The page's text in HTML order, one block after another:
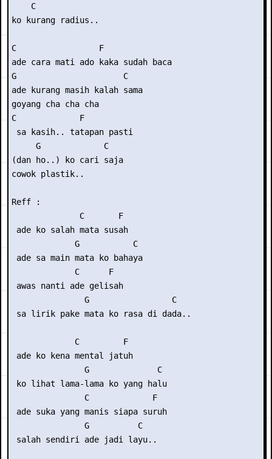
    C
ko kurang radius..
C                 F
ade cara mati ado kaka sudah baca
G                      C
ade kurang masih kalah sama
goyang cha cha cha
C             F
sa kasih.. tatapan pasti
     G             C
(dan ho..) ko cari saja
cowok plastik..
Reff :
              C       F
ade ko salah mata susah
             G           C
ade sa main mata ko bahaya
             C      F
awas nanti ade gelisah
               G                 C
sa lirik pake mata ko rasa di dada..
             C         F
ade ko kena mental jatuh
               G              C
ko lihat lama-lama ko yang halu
               C             F
ade suka yang manis siapa suruh
               G          C
salah sendiri ade jadi layu..